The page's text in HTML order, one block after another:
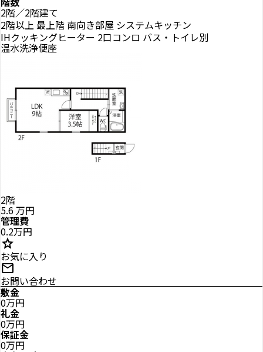
2階／2階建て
2階以上 最上階 南向き部屋 システムキッチン
IHクッキングヒーター 2口コンロ バス・トイレ別
温水洗浄便座
2階
5.6万円
管理費
0.2万円
star
お気に入り
mail
お問い合わせ
敷金
0万円
礼金
0万円
保証金
0万円